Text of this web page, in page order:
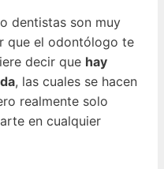
dentistas son muy
que el odontólogo te
decir que hay
, las cuales se hacen
realmente solo
en cualquier